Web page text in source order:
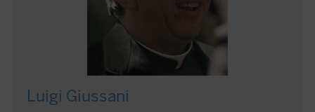
Luigi Giussani